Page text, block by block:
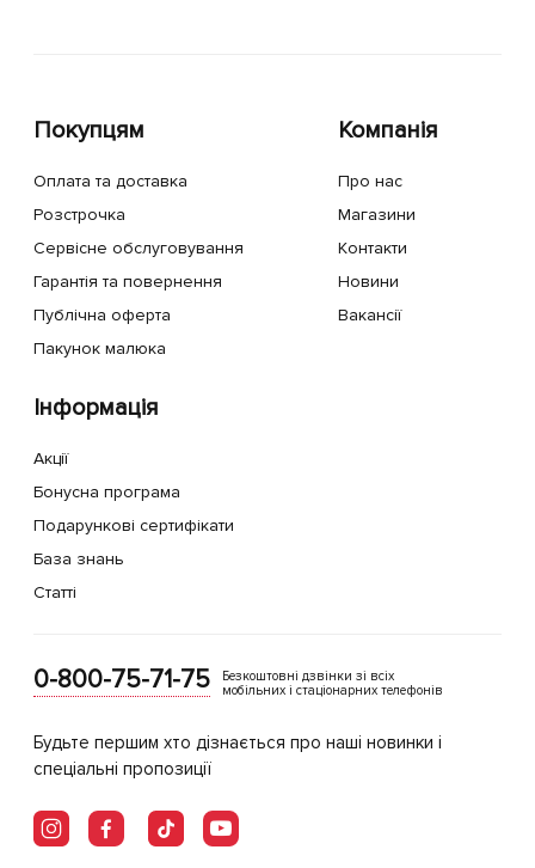
Покупцям
Оплата та доставка
Розстрочка
Сервісне обслуговування
Гарантія та повернення
Публічна оферта
Пакунок малюка
Компанія
Про нас
Магазини
Контакти
Новини
Вакансії
Інформація
Акції
Бонусна програма
Подарункові сертифікати
База знань
Статті
0-800-75-71-75
Безкоштовні дзвінки зі всіх
мобільних і стаціонарних телефонів
Будьте першим хто дізнається про наші новинки і
спеціальні пропозиції